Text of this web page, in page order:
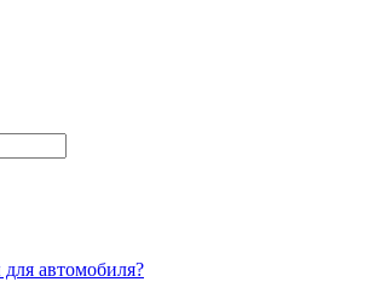
автомобиля?